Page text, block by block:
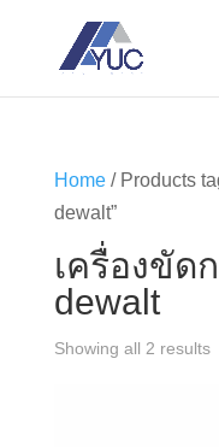
Home/ Products
dewalt”
เครื่องขัด
dewalt
Showing all 2 results